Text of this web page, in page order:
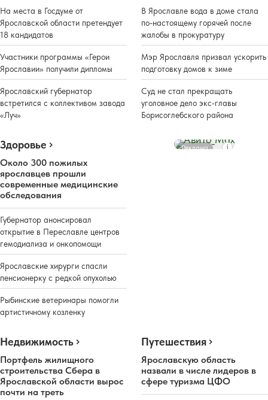
На места в Госдуме от
Ярославской области претендует
18 кандидатов
Участники программы «Герои
Ярославии» получили дипломы
Ярославский губернатор
встретился с коллективом завода
«Луч»
В Ярославле вода в доме стала
по-настоящему горячей после
жалобы в прокуратуру
Мэр Ярославля призвал ускорить
подготовку домов к зиме
Суд не стал прекращать
уголовное дело экс-главы
Борисоглебского района
Здоровье
Около 300 пожилых
ярославцев прошли
современные медицинские
обследования
Губернатор анонсировал
открытие в Переславле центров
гемодиализа и онкопомощи
Ярославские хирурги спасли
пенсионерку с редкой опухолью
Рыбинские ветеринары помогли
артистичному козленку
Реклама
Недвижимость
Портфель жилищного
строительства Сбера в
Ярославской области вырос
почти на треть
Путешествия
Ярославскую область
назвали в числе лидеров в
сфере туризма ЦФО